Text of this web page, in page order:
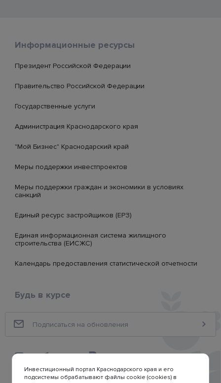
Информационные ресурсы
Президент Российской Федерации
Правительство Российской Федерации
Государственные услуги
Администрация Краснодарского края
"Мой Бизнес" Краснодарский край
Меры поддержки инвестпроектов
Меры поддержки граждан и экономики в условиях
санкций
Единый ресурс застройщиков (ЕРЗ)
Единая информационная система жилищного
строительства (ЕИСЖС)
Календарь предоставления статистической отчетности
Будь в курсе
Инвестиционный портал Краснодарского края и его
подсистемы обрабатывают файлы cookie (cookies) в